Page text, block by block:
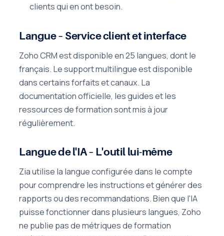
clients qui en ont besoin.
Langue – Service client et interface
Zoho CRM est disponible en 25 langues, dont le
français. Le support multilingue est disponible
dans certains forfaits et canaux. La
documentation officielle, les guides et les
ressources de formation sont mis à jour
régulièrement.
Langue de l'IA – L'outil lui-même
Zia utilise la langue configurée dans le compte
pour comprendre les instructions et générer des
rapports ou des recommandations. Bien que l'IA
puisse fonctionner dans plusieurs langues, Zoho
ne publie pas de métriques de formation